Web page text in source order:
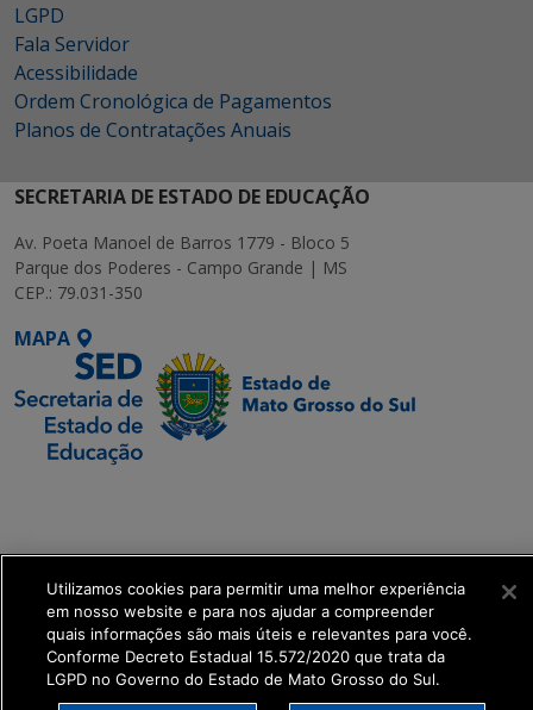
LGPD
Fala Servidor
Acessibilidade
Ordem Cronológica de Pagamentos
Planos de Contratações Anuais
SECRETARIA DE ESTADO DE EDUCAÇÃO
Av. Poeta Manoel de Barros 1779 - Bloco 5
Parque dos Poderes - Campo Grande | MS
CEP.: 79.031-350
MAPA
Transformação Digital
get_footer();
Utilizamos cookies para permitir uma melhor experiência
em nosso website e para nos ajudar a compreender
quais informações são mais úteis e relevantes para você.
Conforme Decreto Estadual 15.572/2020 que trata da
LGPD no Governo do Estado de Mato Grosso do Sul.